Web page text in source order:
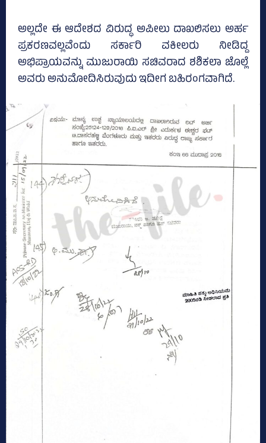
ಅಲ್ಲದೇ ಈ ಆದೇಶದ ವಿರುದ್ಧ ಅಪೀಲು ದಾಖಲಿಸಲು ಅರ್ಹ
ಪ್ರಕರಣವಲ್ಲವೆಂದು ಸರ್ಕಾರಿ ವಕೀಲರು ನೀಡಿದ್ದ
ಅಭಿಪ್ರಾಯವನ್ನು ಮುಜುರಾಯಿ ಸಚಿವರಾದ ಶಶಿಕಲಾ ಜೊಲ್ಲೆ
ಅವರು ಅನುಮೋದಿಸಿರುವುದು ಇದೀಗ ಬಹಿರಂಗವಾಗಿದೆ.